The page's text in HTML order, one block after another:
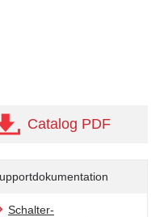
Catalog PDF
Schalter-